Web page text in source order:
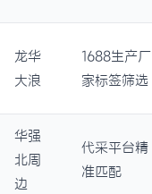
龙华
大浪
1688生产厂
家标签筛选
华强
北周
边
代采平台精
准匹配